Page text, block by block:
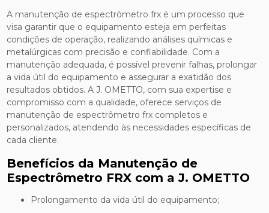
A manutenção de espectrômetro frx é um processo que
visa garantir que o equipamento esteja em perfeitas
condições de operação, realizando análises químicas e
metalúrgicas com precisão e confiabilidade. Com a
manutenção adequada, é possível prevenir falhas, prolongar
a vida útil do equipamento e assegurar a exatidão dos
resultados obtidos. A J. OMETTO, com sua expertise e
compromisso com a qualidade, oferece serviços de
manutenção de espectrômetro frx completos e
personalizados, atendendo às necessidades específicas de
cada cliente.
Benefícios da Manutenção de
Espectrômetro FRX com a J. OMETTO
Prolongamento da vida útil do equipamento;